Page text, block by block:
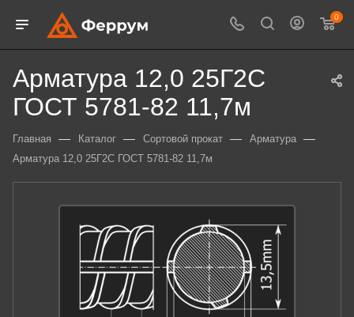
0
Арматура 12,0 25Г2С
ГОСТ 5781-82 11,7м
Главная — Каталог — Сортовой прокат — Арматура —
Арматура 12,0 25Г2С ГОСТ 5781-82 11,7м